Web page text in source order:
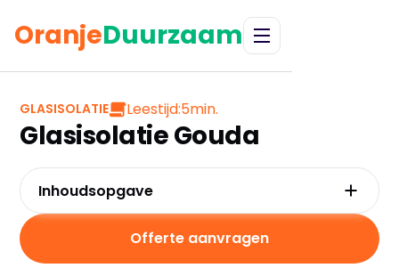
OranjeDuurzaam
GLASISOLATIE Leestijd:5min.
Glasisolatie Gouda
Inhoudsopgave
Waarom kiezen voor glasisolatie in Gouda?
Kosten en besparingen
Subsidies in Gouda
Offerte aanvragen